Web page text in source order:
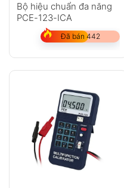
Bộ hiệu chuẩn đa năng
PCE-123-ICA
Đã bán 442